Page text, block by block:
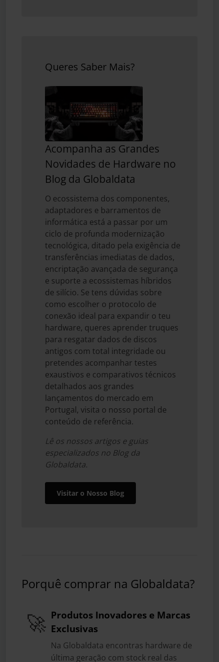
Queres Saber Mais?
Acompanha as Grandes
Novidades de Hardware no
Blog da Globaldata
O ecossistema dos componentes,
adaptadores e barramentos de
informática está a passar por um
ciclo de profunda modernização
tecnológica, ditado pela exigência de
transferências imediatas de dados,
encriptação avançada de segurança
e suporte a ecossistemas híbridos
de silício. Se tens dúvidas sobre
como escolher o protocolo de
conexão ideal para expandir o teu
hardware, queres aprender truques
para resgatar dados de discos
antigos com total integridade ou
pretendes acompanhar testes
exaustivos e comparativos técnicos
detalhados aos grandes
lançamentos do mercado em
Portugal, visita o nosso portal de
conteúdo de referência.
Lê os nossos artigos e guias
especializados no Blog da
Globaldata.
Visitar o Nosso Blog
Porquê comprar na Globaldata?
🚀 Produtos Inovadores e Marcas
Exclusivas
Na Globaldata encontras hardware de
última geração com stock real das